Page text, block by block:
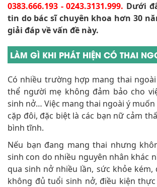
0383.666.193 - 0243.3131.999. Dưới
tin do bác sĩ chuyên khoa hơn 30
giải đáp về vấn đề này.
LÀM GÌ KHI PHÁT HIỆN CÓ THAI
Có nhiều trường hợp mang thai
thể người mẹ không đảm bảo cho
sinh nở… Việc mang thai ngoài ý
cặp đôi, đặc biệt là các bạn nữ cảm
bình tĩnh.
Nếu bạn đang mang thai nhưng
sinh con do nhiều nguyên nhân khác
qua sinh nở nhiều lần, sức khỏe kém,
không đủ tuổi sinh nở, điều kiện